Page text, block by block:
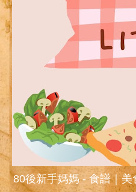
80後新手媽媽 - 食譜｜